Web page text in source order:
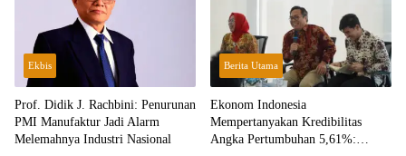
Ekbis
Prof. Didik J. Rachbini: Penurunan
PMI Manufaktur Jadi Alarm
Melemahnya Industri Nasional
Berita Utama
Ekonom Indonesia
Mempertanyakan Kredibilitas
Angka Pertumbuhan 5,61%: